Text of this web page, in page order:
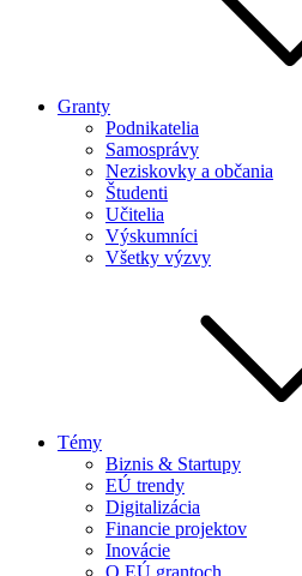
Granty
Podnikatelia
Samosprávy
Neziskovky a občania
Študenti
Učitelia
Výskumníci
Všetky výzvy
Témy
Biznis & Startupy
EÚ trendy
Digitalizácia
Financie projektov
Inovácie
O EÚ grantoch